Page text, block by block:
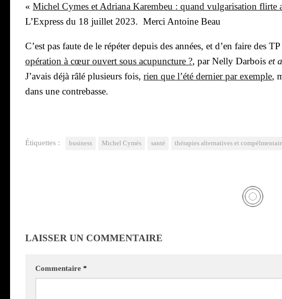
« Michel Cymes et Adria­na Karem­beu : quand vul­ga­ri­sa­tion flirte
L’Ex­press du 18 juillet 2023. Mer­ci Antoine Beau
C’est pas faute de le répé­ter depuis des années, et d’en faire des
opé­ra­tion à cœur ouvert sous acu­punc­ture ?, parNel­ly Dar­bois et
J’a­vais déjà râlé plu­sieurs fois, rien que l’é­té der­nier par exemple,
dans une contre­basse.
Étiquettes : business Michel Cymès santé thérapies alternatives et
LAISSER UN COMMENTAIRE
Commentaire *